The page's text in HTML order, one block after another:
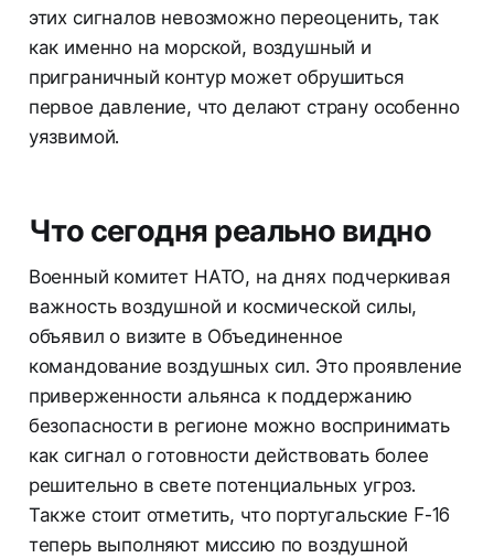
этих сигналов невозможно переоценить, так
как именно на морской, воздушный и
приграничный контур может обрушиться
первое давление, что делают страну особенно
уязвимой.
Что сегодня реально видно
Военный комитет НАТО, на днях подчеркивая
важность воздушной и космической силы,
объявил о визите в Объединенное
командование воздушных сил. Это проявление
приверженности альянса к поддержанию
безопасности в регионе можно воспринимать
как сигнал о готовности действовать более
решительно в свете потенциальных угроз.
Также стоит отметить, что португальские F-16
теперь выполняют миссию по воздушной